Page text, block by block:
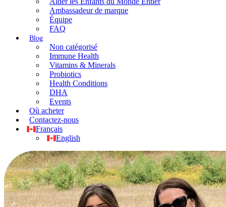
Ambassadeur de marque
Équipe
FAQ
Non catégorisé
Immune Health
Vitamins & Minerals
Probiotics
Health Conditions
DHA
Events
Où acheter
Contactez-nous
Français
English